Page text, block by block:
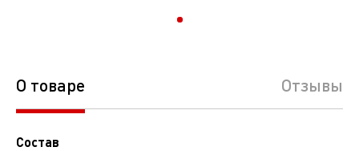
О товаре Отзывы
Состав